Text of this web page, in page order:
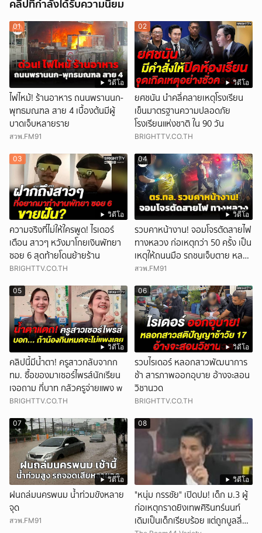
คลิปที่กำลังได้รับความนิยม
วิดีโอ
01
ไฟไหม้! ร้านอาหาร ถนนพรานนก-
พุทธมณฑล สาย 4 เบื้องต้นมีผู้
บาดเจ็บหลายราย
สวพ.FM91
วิดีโอ
02
ยศชนัน นำคลี่คลายเหตุโรงเรียน
เข็นมาตรฐานความปลอดภัย
โรงเรียนแห่งชาติ ใน 90 วัน
BRIGHTTV.CO.TH
วิดีโอ
03
ความจริงที่ไม่ให้ใครพูด! ไรเดอร์
เตือน สาวๆ หวังมาโกยเงินพัทยา
ซอย 6 สุดท้ายโดนย้ายร้าน
BRIGHTTV.CO.TH
วิดีโอ
04
รวบคาหน้างาน! จอมโจรตัดสายไฟ
ทางหลวง ก่อเหตุกว่า 50 ครั้ง เป็น
เหตุให้ถนนมือ รถชนเจ็บตาย หลาย
สิบราย เสียหายราว 10 ล้าน
สวพ.FM91
วิดีโอ
05
คลิปนี้มีน้ำตา! ครูสาวกลับจากก
ทม. ซื้อของมาเซอร์ไพรส์นักเรียน
เจอถาม กี่บาท กลัวครูจ่ายแพง w
BRIGHTTV.CO.TH
วิดีโอ
06
รวบไรเดอร์ หลอกสาวพัฒนาการ
ช้า สารภาพออกอุบาย อ้างจะสอน
วิชานวด
BRIGHTTV.CO.TH
วิดีโอ
07
ฝนถล่มนครพนม น้ำท่วมขังหลาย
จุด
สวพ.FM91
วิดีโอ
08
"หนุ่ม กรรชัย" เปิดปม! เด็ก ม.3 ผู้
ก่อเหตุกราดยิงเทพศิรินทร์นนท์
เดิมเป็นเด็กเรียบร้อย แต่ถูกบูลลี่